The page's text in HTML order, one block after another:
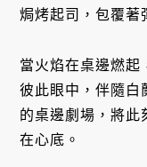
焗烤起司，包覆著
當火焰在桌邊燃起
彼此眼中，伴隨白
的桌邊劇場，將此
在心底。